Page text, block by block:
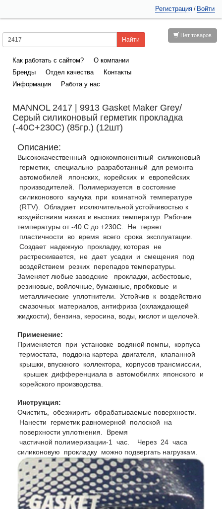
Регистрация / Войти
Нет товаров
Как работать с сайтом?
О компании
Бренды
Отдел качества
Контакты
Информация
Работа у нас
MANNOL 2417 | 9913 Gasket Maker Grey/
Серый силиконовый герметик прокладка
(-40С+230С) (85гр.) (12шт)
Описание:
Высококачественный однокомпонентный силиконовый
герметик, специально разработанный для ремонта
автомобилей японских, корейских и европейских
производителей. Полимеризуется в состояние
силиконового каучука при комнатной температуре
(RTV). Обладает исключительной устойчивостью к
воздействиям низких и высоких температур. Рабочие
температуры от -40 С до +230С. Не теряет
пластичности во время всего срока эксплуатации.
Создает надежную прокладку, которая не
растрескивается, не дает усадки и смещения под
воздействием резких перепадов температуры.
Заменяет любые заводские прокладки, асбестовые,
резиновые, войлочные, бумажные, пробковые и
металлические уплотнители. Устойчив к воздействию
смазочных материалов, антифриза (охлаждающей
жидкости), бензина, керосина, воды, кислот и щелочей.
Применение:
Применяется при установке водяной помпы, корпуса
термостата, поддона картера двигателя, клапанной
крышки, впускного коллектора, корпусов трансмиссии,
крышек дифференциала в автомобилях японского и
корейского производства.
Инструкция:
Очистить, обезжирить обрабатываемые поверхности.
Нанести герметик равномерной полоской на
поверхности уплотнения. Время
частичной полимеризации-1 час. Через 24 часа
силиконовую прокладку можно подвергать нагрузкам.